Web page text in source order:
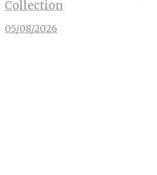
Collection
05/08/2026